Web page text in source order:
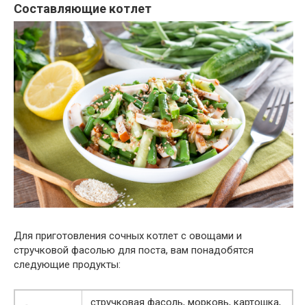
Составляющие котлет
Для приготовления сочных котлет с овощами и
стручковой фасолью для поста, вам понадобятся
следующие продукты:
стручковая фасоль, морковь, картошка,